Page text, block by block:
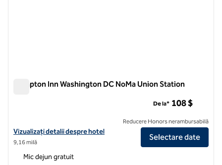
Hampton Inn Washington DC NoMa Union Station
Vizualizați detaliile hotelului pentru stația Hampton Inn Washington
Vizualizați detalii despre hotel
9,16 milă
De la* 108 $
Reducere Honors nerambursabilă
Selectare date
Mic dejun gratuit